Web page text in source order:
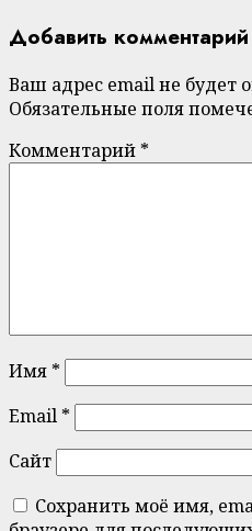
Добавить комментарий
Ваш адрес email не будет
Обязательные поля
Комментарий *
Имя *
Email *
Сайт
Сохранить моё имя,